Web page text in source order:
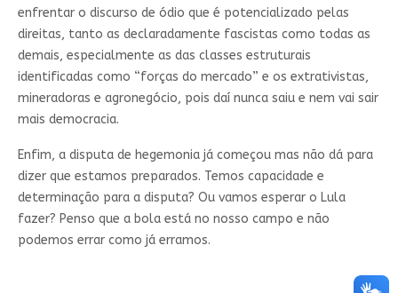
enfrentar o discurso de ódio que é potencializado pelas
direitas, tanto as declaradamente fascistas como todas as
demais, especialmente as das classes estruturais
identificadas como “forças do mercado” e os extrativistas,
mineradoras e agronegócio, pois daí nunca saiu e nem vai sair
mais democracia.
Enfim, a disputa de hegemonia já começou mas não dá para
dizer que estamos preparados. Temos capacidade e
determinação para a disputa? Ou vamos esperar o Lula
fazer? Penso que a bola está no nosso campo e não
podemos errar como já erramos.